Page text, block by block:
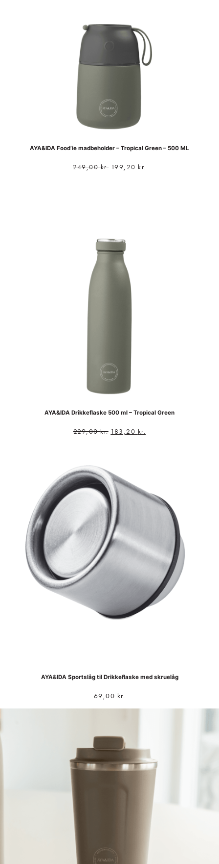
AYA&IDA Food’ie madbeholder – Tropical Green – 500 ML
249,00kr. 199,20 kr.
AYA&IDA Drikkeflaske 500 ml – Tropical Green
229,00kr. 183,20 kr.
AYA&IDA Sportslåg til Drikkeflaske med skruelåg
69,00 kr.